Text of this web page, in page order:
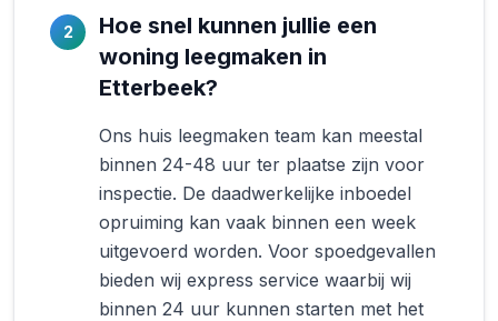
2
Hoe snel kunnen jullie een
woning leegmaken in
Etterbeek?
Ons huis leegmaken team kan meestal
binnen 24-48 uur ter plaatse zijn voor
inspectie. De daadwerkelijke inboedel
opruiming kan vaak binnen een week
uitgevoerd worden. Voor spoedgevallen
bieden wij express service waarbij wij
binnen 24 uur kunnen starten met het